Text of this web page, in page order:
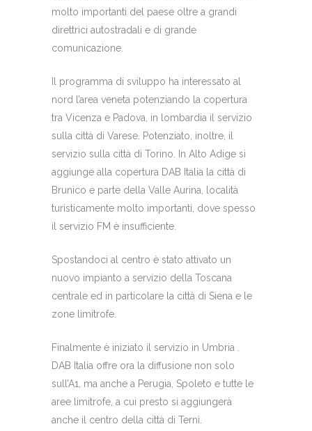
molto importanti del paese oltre a grandi
direttrici autostradali e di grande
comunicazione.
Il programma di sviluppo ha interessato al
nord l’area veneta potenziando la copertura
tra Vicenza e Padova, in lombardia il servizio
sulla città di Varese. Potenziato, inoltre, il
servizio sulla città di Torino. In Alto Adige si
aggiunge alla copertura DAB Italia la città di
Brunico e parte della Valle Aurina, località
turisticamente molto importanti, dove spesso
il servizio FM è insufficiente.
Spostandoci al centro è stato attivato un
nuovo impianto a servizio della Toscana
centrale ed in particolare la città di Siena e le
zone limitrofe.
Finalmente è iniziato il servizio in Umbria .
DAB Italia offre ora la diffusione non solo
sull’A1, ma anche a Perugia, Spoleto e tutte le
aree limitrofe, a cui presto si aggiungerà
anche il centro della città di Terni.